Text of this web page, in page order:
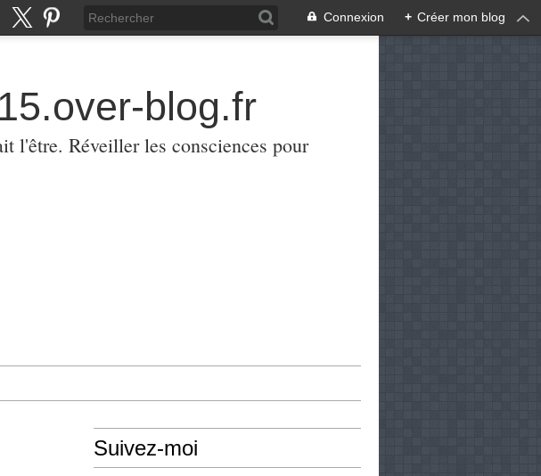
Connexion + Créer mon blog
blog.fr
l'être. Réveiller les consciences pour
Suivez-moi